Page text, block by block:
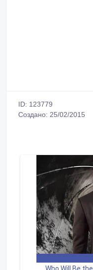
ID: 123779
Создано: 25/02/2015